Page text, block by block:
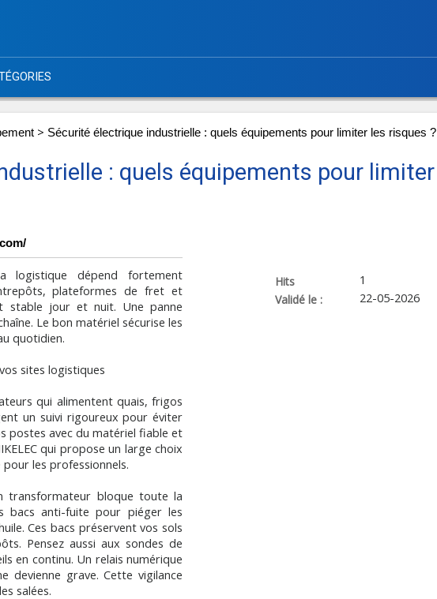
> Sécurité électrique industrielle : quels équipements pour limiter les risques ?
: quels équipements pour limiter
dépend fortement
plateformes de fret et
stable jour et nuit. Une panne
Le bon matériel sécurise les
quotidien.
sites logistiques
qui alimentent quais, frigos
un suivi rigoureux pour éviter
postes avec du matériel fiable et
qui propose un large choix
les professionnels.
bloque toute la
bacs anti-fuite pour piéger les
Ces bacs préservent vos sols
Pensez aussi aux sondes de
en continu. Un relais numérique
devienne grave. Cette vigilance
salées.
Hits
1
Validé le :
22-05-2026